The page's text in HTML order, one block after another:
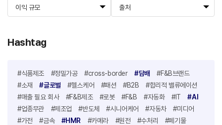
이익 규모 출처
Hashtag
#식품제조 #정밀가공 #cross-border #담배
#F&B브랜드
#소재
#글로벌 #헬스케어 #패션 #B2B
#합리적 밸류에이션
#매출 필요 회사
#F&B제조 #로봇 #F&B #자동화 #IT
#AI
#업종무관
#제조업 #반도체 #시니어케어 #자동차
#미디어
#가전
#금속 #HMR #카메라 #원전 #수처리
#폐기물